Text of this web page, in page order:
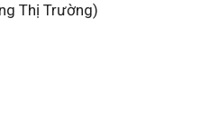
Thị Trường)